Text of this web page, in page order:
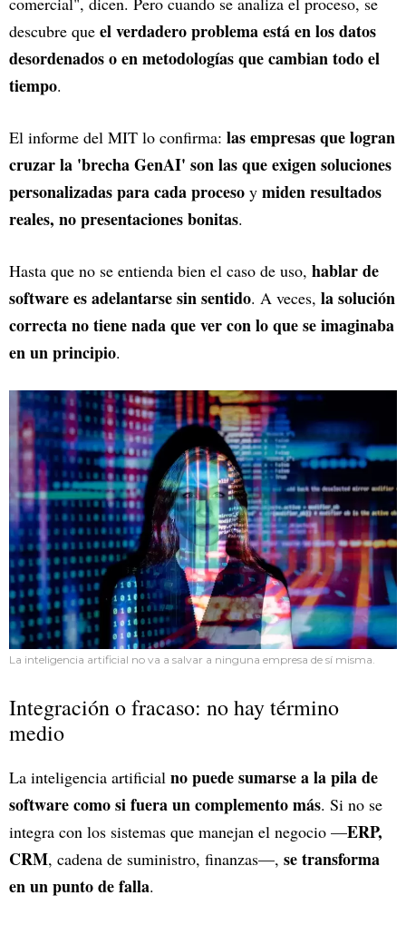
descubre que el verdadero problema está en los datos
desordenados o en metodologías que cambian todo el
tiempo.
El informe del MIT lo confirma: las empresas que logran
cruzar la 'brecha GenAI' son las que exigen soluciones
personalizadas para cada proceso y miden resultados
reales, no presentaciones bonitas.
Hasta que no se entienda bien el caso de uso, hablar de
software es adelantarse sin sentido. A veces, la solución
correcta no tiene nada que ver con lo que se imaginaba
en un principio.
La inteligencia artificial no va a salvar a ninguna empresa de sí misma.
Integración o fracaso: no hay término
medio
La inteligencia artificial no puede sumarse a la pila de
software como si fuera un complemento más. Si no se
integra con los sistemas que manejan el negocio —ERP,
CRM, cadena de suministro, finanzas—, se transforma
en un punto de falla.